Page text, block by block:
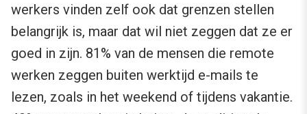
werkers vinden zelf ook dat grenzen stellen
belangrijk is, maar dat wil niet zeggen dat ze er
goed in zijn. 81% van de mensen die remote
werken zeggen buiten werktijd e-mails te
lezen, zoals in het weekend of tijdens vakantie.